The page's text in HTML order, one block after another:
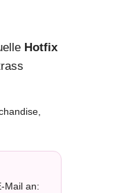
Hotfix
Mail an: